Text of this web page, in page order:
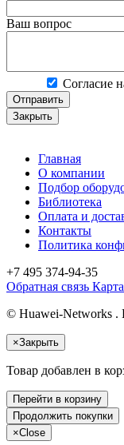
Ваш вопрос
Согласие
Отправить
Закрыть
Главная
О компании
Подбор
Библиотека
Оплата и
Контакты
Политика
+7 495 374-94-35
Обратная связь
© Huawei-Networks .
×Закрыть
Товар добавлен в
Перейти в корзину
Продолжить покупки
×Close